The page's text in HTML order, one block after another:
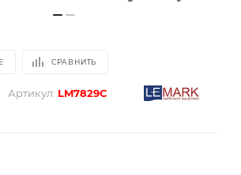
СРАВНИТЬ
Артикул: LM7829С